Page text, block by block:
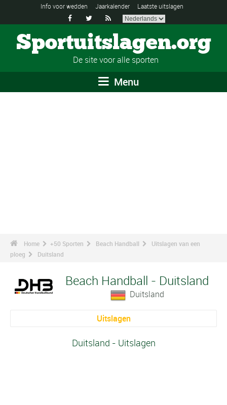
Info voor wedden Jaarkalender Laatste uitslagen
  
Sportuitslagen.org
De site voor alle sporten
Menu
Home +50 Sporten Beach Handball
Uitslagen van een
ploeg
Duitsland
Beach Handball - Duitsland
Duitsland
Uitslagen
Duitsland - Uitslagen